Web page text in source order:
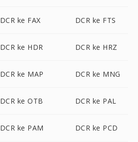
DCR ke FAX DCR ke FTS
DCR ke HDR DCR ke HRZ
DCR ke MAP DCR ke MNG
DCR ke OTB DCR ke PAL
DCR ke PAM DCR ke PCD